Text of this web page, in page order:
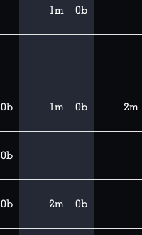
1m 0b
0b 1m 0b 2m
0b
0b 2m 0b